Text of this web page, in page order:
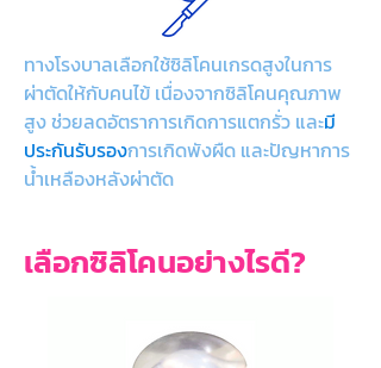
ทางโรงบาลเลือกใช้ซิลิโคนเกรดสูงในการ
ผ่าตัดให้กับคนไข้ เนื่องจากซิลิโคนคุณภาพ
สูง ช่วยลดอัตราการเกิดการแตกรั่ว และมี
ประกันรับรองการเกิดพังผืด และปัญหาการ
น้ำเหลืองหลังผ่าตัด
เลือกซิลิโคนอย่างไรดี?